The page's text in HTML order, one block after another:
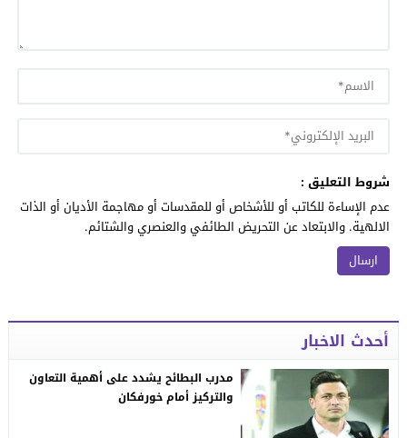
شروط التعليق :
عدم الإساءة للكاتب أو للأشخاص أو للمقدسات أو مهاجمة الأديان أو الذات
الالهية. والابتعاد عن التحريض الطائفي والعنصري والشتائم.
أحدث الاخبار
مدرب البطائح يشدد على أهمية التعاون
والتركيز أمام خورفكان